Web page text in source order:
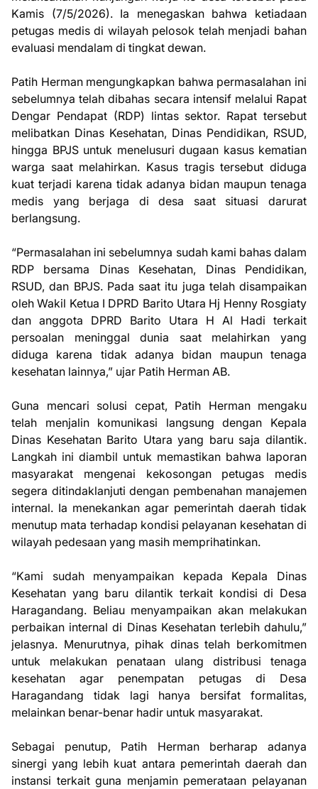
Kamis (7/5/2026). Ia menegaskan bahwa ketiadaan
petugas medis di wilayah pelosok telah menjadi bahan
evaluasi mendalam di tingkat dewan.
Patih Herman mengungkapkan bahwa permasalahan ini
sebelumnya telah dibahas secara intensif melalui Rapat
Dengar Pendapat (RDP) lintas sektor. Rapat tersebut
melibatkan Dinas Kesehatan, Dinas Pendidikan, RSUD,
hingga BPJS untuk menelusuri dugaan kasus kematian
warga saat melahirkan. Kasus tragis tersebut diduga
kuat terjadi karena tidak adanya bidan maupun tenaga
medis yang berjaga di desa saat situasi darurat
berlangsung.
“Permasalahan ini sebelumnya sudah kami bahas dalam
RDP bersama Dinas Kesehatan, Dinas Pendidikan,
RSUD, dan BPJS. Pada saat itu juga telah disampaikan
oleh Wakil Ketua I DPRD Barito Utara Hj Henny Rosgiaty
dan anggota DPRD Barito Utara H Al Hadi terkait
persoalan meninggal dunia saat melahirkan yang
diduga karena tidak adanya bidan maupun tenaga
kesehatan lainnya,” ujar Patih Herman AB.
Guna mencari solusi cepat, Patih Herman mengaku
telah menjalin komunikasi langsung dengan Kepala
Dinas Kesehatan Barito Utara yang baru saja dilantik.
Langkah ini diambil untuk memastikan bahwa laporan
masyarakat mengenai kekosongan petugas medis
segera ditindaklanjuti dengan pembenahan manajemen
internal. Ia menekankan agar pemerintah daerah tidak
menutup mata terhadap kondisi pelayanan kesehatan di
wilayah pedesaan yang masih memprihatinkan.
“Kami sudah menyampaikan kepada Kepala Dinas
Kesehatan yang baru dilantik terkait kondisi di Desa
Haragandang. Beliau menyampaikan akan melakukan
perbaikan internal di Dinas Kesehatan terlebih dahulu,”
jelasnya. Menurutnya, pihak dinas telah berkomitmen
untuk melakukan penataan ulang distribusi tenaga
kesehatan agar penempatan petugas di Desa
Haragandang tidak lagi hanya bersifat formalitas,
melainkan benar-benar hadir untuk masyarakat.
Sebagai penutup, Patih Herman berharap adanya
sinergi yang lebih kuat antara pemerintah daerah dan
instansi terkait guna menjamin pemerataan pelayanan